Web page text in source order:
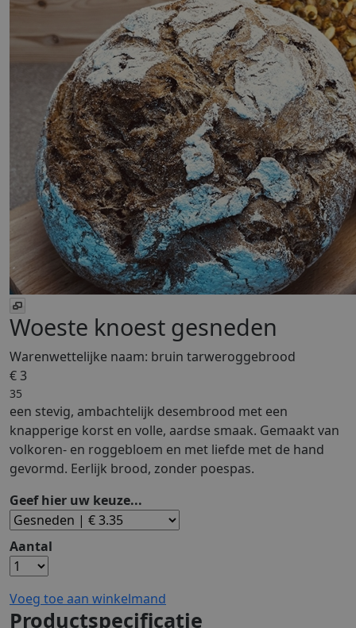
Woeste knoest gesneden
Warenwettelijke naam: bruin tarweroggebrood
€ 3
35
een stevig, ambachtelijk desembrood met een
knapperige korst en volle, aardse smaak. Gemaakt van
volkoren- en roggebloem en met liefde met de hand
gevormd. Eerlijk brood, zonder poespas.
Geef hier uw keuze...
Aantal
Voeg toe aan winkelmand
Productspecificatie